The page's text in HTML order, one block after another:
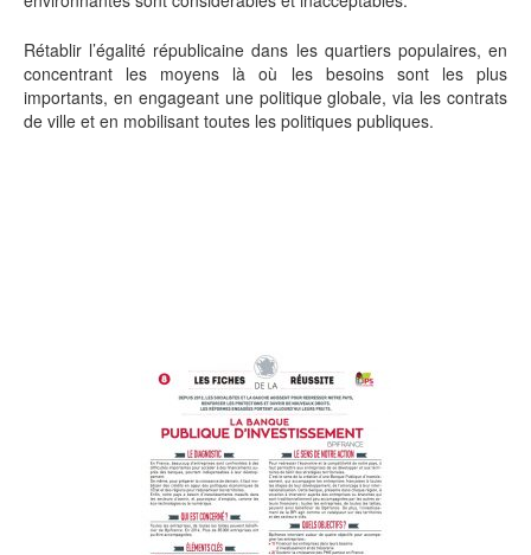
Rétablir l’égalité républicaine dans les quartiers populaires, en
concentrant les moyens là où les besoins sont les plus
importants, en engageant une politique globale, via les contrats
de ville et en mobilisant toutes les politiques publiques.